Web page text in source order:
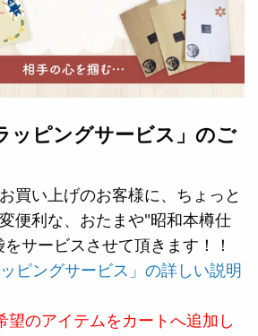
ッピングサービス」のご
買い上げのお客様に、ちょっと
便利な、おたまや"昭和本樽仕
サービスさせて頂きます！！
ピングサービス」の詳しい説明
望のアイテムをカートへ追加し